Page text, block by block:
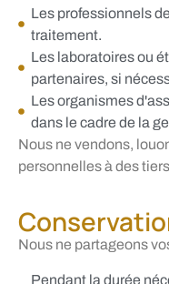
Les professionnels
traitement.
Les laboratoires ou
partenaires, si
Les organismes
dans le cadre de la
Nous ne vendons,
personnelles à des
Nous ne partageons
Pendant la durée